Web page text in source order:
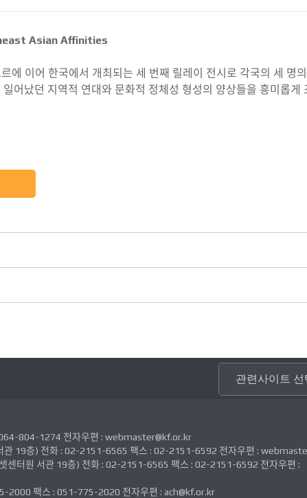
Asian Affinities
이어 한국에서 개최되는 세 번째 릴레이 전시로 각국의 세 명
어났던 지역적 연대와 문화적 정체성 형성의 양상들을 흥미롭게
관련사이트 선
804-1274 전자우편 : webmaster@kf.or.kr
관 19층) 전화 : 02-2151-6565 팩스 : 02-2151-6592 전자우편 :
센터원 서관 19층) 전화 : 02-2151-6565 팩스 : 02-2151-6592 전자우편 :
2000 팩스 : 051-775-2020 전자우편 : ach@kf.or.kr